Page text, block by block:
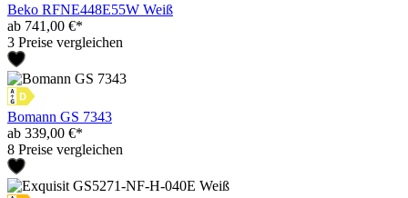
Beko RFNE448E55W Weiß
ab 741,00 €*
3 Preise vergleichen
Bomann GS 7343
ab 339,00 €*
8 Preise vergleichen